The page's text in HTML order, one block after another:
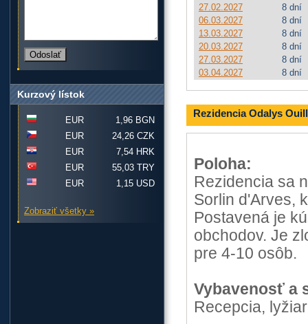
27.02.2027
8 dní
06.03.2027
8 dní
13.03.2027
8 dní
20.03.2027
8 dní
27.03.2027
8 dní
03.04.2027
8 dní
Rezidencia Odalys
Poloha:
Rezidencia sa
Sorlin d'Arves,
Postavená je
obchodov. Je
pre 4-10 osôb.
Vybavenosť a
Recepcia,
Kurzový lístok
EUR
1,96 BGN
EUR
24,26 CZK
EUR
7,54 HRK
EUR
55,03 TRY
EUR
1,15 USD
Zobraziť všetky »